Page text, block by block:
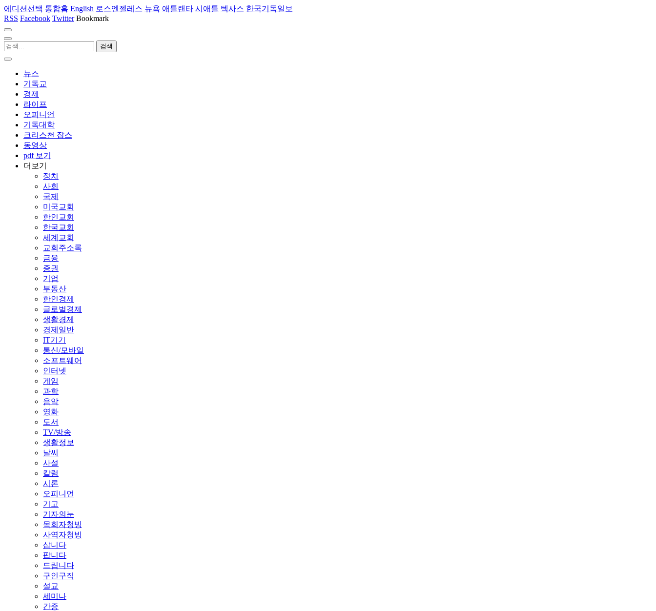
에디션선택 통합홈 English 로스엔젤레스 뉴욕 애틀랜타 시애틀 텍사스 한국기독일보
RSS Facebook Twitter Bookmark
뉴스
기독교
경제
라이프
오피니언
기독대학
크리스천 잡스
동영상
pdf 보기
더보기
정치
사회
국제
미국교회
한인교회
한국교회
세계교회
교회주소록
금융
증권
기업
부동산
한인경제
글로벌경제
생활경제
경제일반
IT기기
통신/모바일
소프트웨어
인터넷
게임
과학
음악
영화
도서
TV/방송
생활정보
날씨
사설
칼럼
시론
오피니언
기고
기자의눈
목회자청빙
사역자청빙
삽니다
팝니다
드립니다
구인구직
설교
세미나
간증